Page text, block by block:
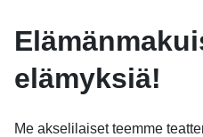
elämyksiä!
Me akselilaiset teemme